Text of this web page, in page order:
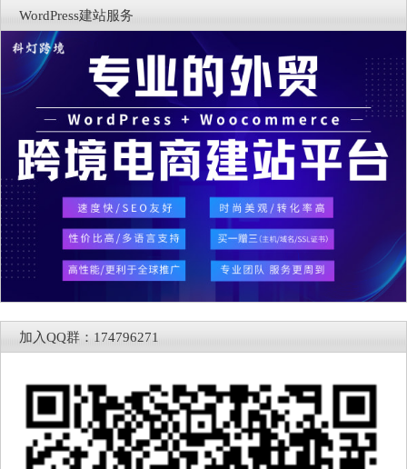
WordPress建站服务
加入QQ群：174796271